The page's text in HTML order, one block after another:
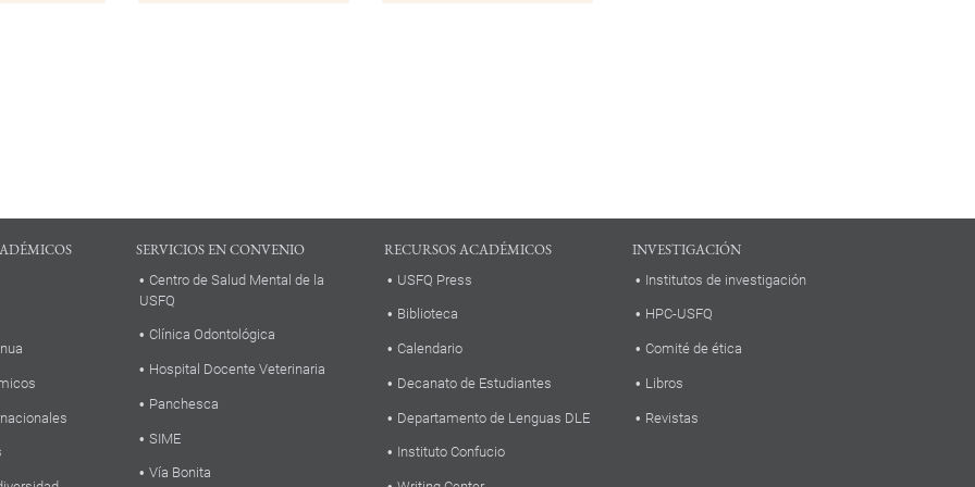
SERVICIOS EN CONVENIO
Centro de Salud Mental de la
USFQ
Clínica Odontológica
Hospital Docente Veterinaria
Panchesca
SIME
Vía Bonita
RECURSOS ACADÉMICOS
USFQ Press
Biblioteca
Calendario
Decanato de Estudiantes
Departamento de Lenguas DLE
Instituto Confucio
INVESTIGACIÓN
Institutos de investigación
HPC-USFQ
Comité de ética
Libros
Revistas